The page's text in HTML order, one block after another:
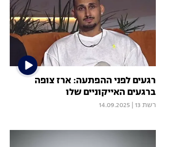
רגעים לפני ההפתעה: ארז צופה
ברגעים האייקוניים שלו
רשת 13 14.09.2025